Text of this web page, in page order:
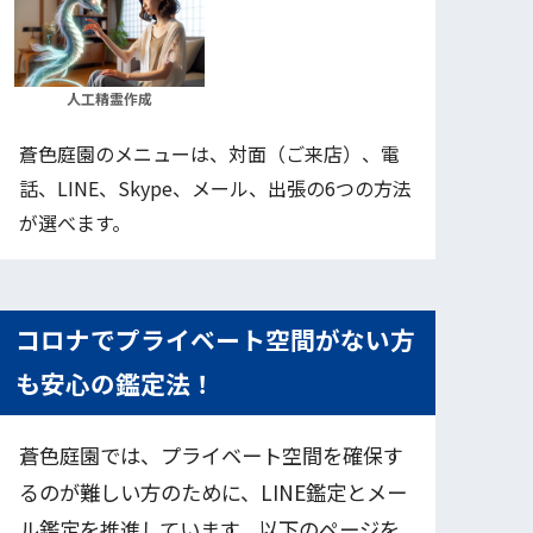
人工精霊作成
蒼色庭園のメニューは、対面（ご来店）、電
話、LINE、Skype、メール、出張の6つの方法
が選べます。
コロナでプライベート空間がない方
も安心の鑑定法！
蒼色庭園では、プライベート空間を確保す
るのが難しい方のために、LINE鑑定とメー